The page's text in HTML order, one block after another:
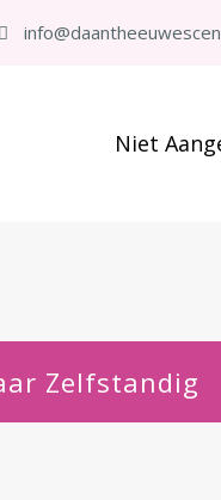
Niet
Zelfstandig